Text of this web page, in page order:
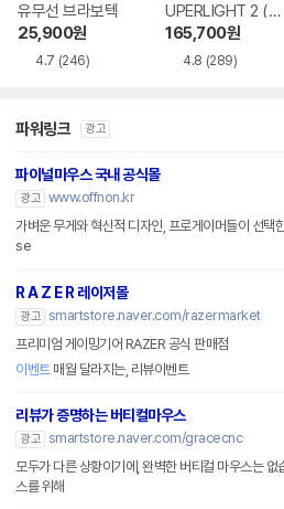
유무선 브라보텍
25,900원
4.7 (246)
UPERLIGHT 2 (정
품)
165,700원
4.8 (289)
파워링크 광고
파이널마우스 국내 공식몰
광고 www.offnon.kr
가벼운 무게와 혁신적 디자인, 프로게이머들이 선택
se
R A Z E R 레이저몰
광고 smartstore.naver.com/razermarket
프리미엄 게이밍기어 RAZER 공식 판매점
이벤트매월 달라지는, 리뷰이벤트
리뷰가 증명하는 버티컬마우스
광고 smartstore.naver.com/gracecnc
모두가 다른 상황이기에, 완벽한 버티컬 마우스는 없
스를 위해